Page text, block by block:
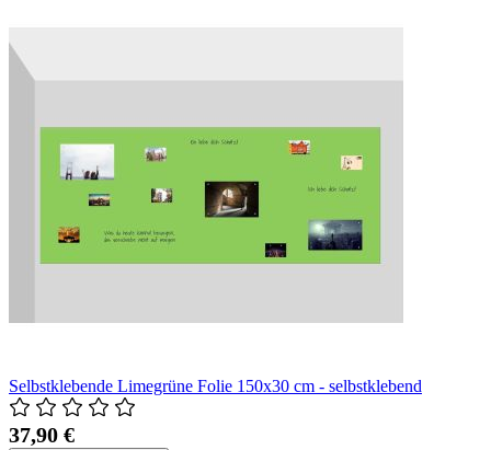
Selbstklebende Limegrüne Folie 150x30 cm - selbstklebend
37,90 €